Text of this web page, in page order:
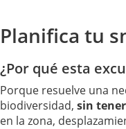
Planifica tu
¿Por qué esta
Porque resuelve una
biodiversidad, sin
en la zona,